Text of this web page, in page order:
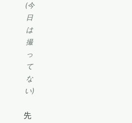
(今
日
は
撮
っ
て
な
い)
先